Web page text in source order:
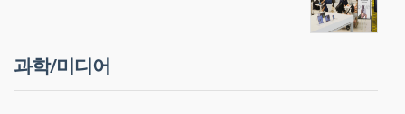
과학/미디어